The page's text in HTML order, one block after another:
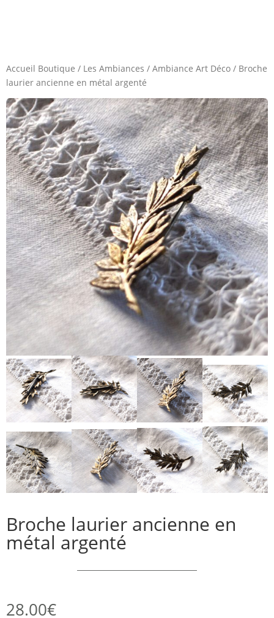
Accueil Boutique / Les Ambiances / Ambiance Art Déco / Broche
laurier ancienne en métal argenté
Broche laurier ancienne en
métal argenté
28.00€